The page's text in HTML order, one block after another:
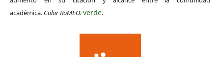
académica. Color RoMEO:verde.